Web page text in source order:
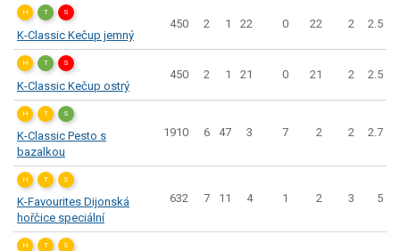
H T S
K-Classic Kečup jemný
450 2 1 22 0 22 2 2.5
H T S
K-Classic Kečup ostrý
450 2 1 21 0 21 2 2.5
H T S
K-Classic Pesto s
bazalkou
1910 6 47 3 7 2 2 2.7
H T S
K-Favourites Dijonská
hořčice speciální
632 7 11 4 1 2 3 5
H T S